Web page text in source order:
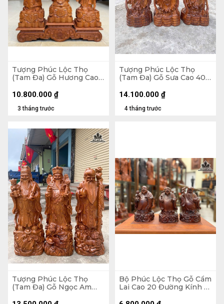
Tượng Phúc Lộc Thọ
(Tam Đa) Gỗ Hương Cao
Kỷ Cao 15 Mặt 20 (cm)
3 tháng trước
10.800.000 ₫
Tượng Phúc Lộc Thọ
(Tam Đa) Gỗ Sưa Cao 40
4 tháng trước
14.100.000 ₫
Tượng Phúc Lộc Thọ
(Tam Đa) Gỗ Ngọc Am
Bộ Phúc Lộc Thọ Gỗ Cẩm
Lai Cao 20 Đường Kính 12